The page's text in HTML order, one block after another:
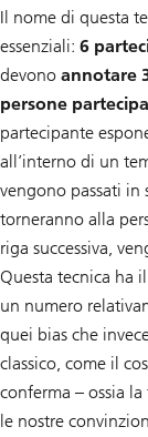
Il nome di questa
essenziali: 6
devono annotare
persone
partecipante
all’interno di un
vengono passati in
torneranno alla
riga successiva,
Questa tecnica ha
un numero
quei bias che
classico, come il
conferma – ossia
le nostre